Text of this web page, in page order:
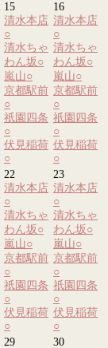
15
清水本店
○
清水ちゃ
わん坂○
嵐山○
京都駅前
○
祇園四条
○
伏見稲荷
○
16
清水本店
○
清水ちゃ
わん坂○
嵐山○
京都駅前
○
祇園四条
○
伏見稲荷
○
22
清水本店
○
清水ちゃ
わん坂○
嵐山○
京都駅前
○
祇園四条
○
伏見稲荷
○
23
清水本店
○
清水ちゃ
わん坂○
嵐山○
京都駅前
○
祇園四条
○
伏見稲荷
○
29
30